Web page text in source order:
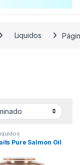
Liquidos